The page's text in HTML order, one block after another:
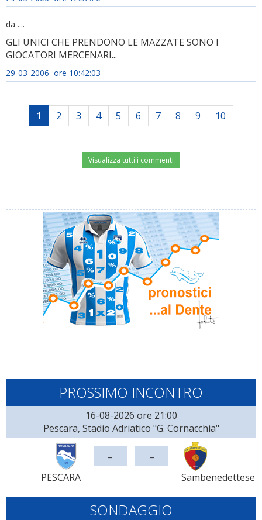
da ....
GLI UNICI CHE PRENDONO LE MAZZATE SONO I
GIOCATORI MERCENARI...
29-03-2006 ore 10:42:03
1 2 3 4 5 6 7 8 9 10
Visualizza tutti i commenti
PROSSIMO INCONTRO
16-08-2026 ore 21:00
Pescara, Stadio Adriatico "G. Cornacchia"
PESCARA
- -
Sambenedettese
SONDAGGIO